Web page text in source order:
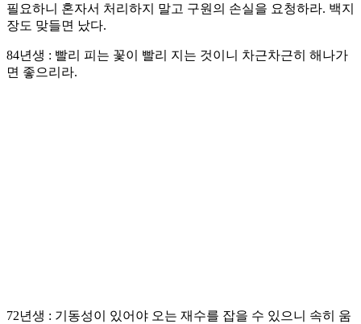
필요하니 혼자서 처리하지 말고 구원의 손실을 요청하라. 백지
장도 맞들면 났다.
84년생 : 빨리 피는 꽃이 빨리 지는 것이니 차근차근히 해나가
면 좋으리라.
72년생 : 기동성이 있어야 오는 재수를 잡을 수 있으니 속히 움